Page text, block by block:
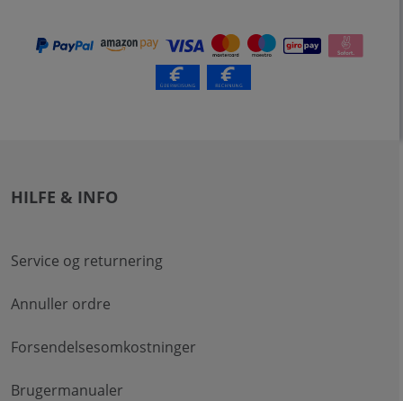
HILFE & INFO
Service og returnering
Annuller ordre
Forsendelsesomkostninger
Brugermanualer